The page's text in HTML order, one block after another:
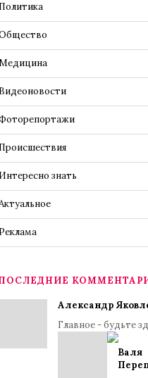
Политика
Видеоновости
Происшествия
Интересно знать
Реклама
Александр
Главное - будьте
Валя